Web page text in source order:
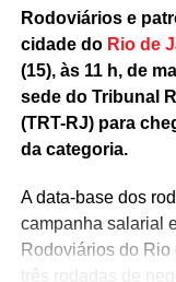
Rodoviários e
cidade do Rio de
(15), às 11 h, de
sede do Tribunal
(TRT-RJ) para
da categoria.
A data-base dos
campanha salarial
Rodoviários do Rio